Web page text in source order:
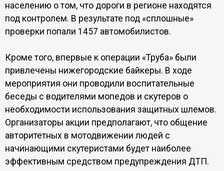
населению о том, что дороги в регионе находятся
под контролем. В результате под «сплошные»
проверки попали 1457 автомобилистов.
Кроме того, впервые к операции «Труба» были
привлечены нижегородские байкеры. В ходе
мероприятия они проводили воспитательные
беседы с водителями мопедов и скутеров о
необходимости использования защитных шлемов.
Организаторы акции предполагают, что общение
авторитетных в мотодвижении людей с
начинающими скутеристами будет наиболее
эффективным средством предупреждения ДТП.